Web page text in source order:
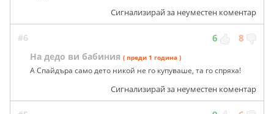
Сигнализирай за неуместен коментар
#6 6 8
На дедо ви бабиния ( преди 1 година )
А Спайдъра само дето никой не го купуваше, та го спряха!
Сигнализирай за неуместен коментар